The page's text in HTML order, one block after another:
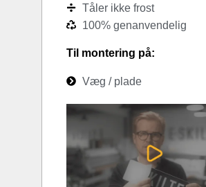
Tåler ikke frost
100% genanvendelig
Til montering på:
Væg / plade